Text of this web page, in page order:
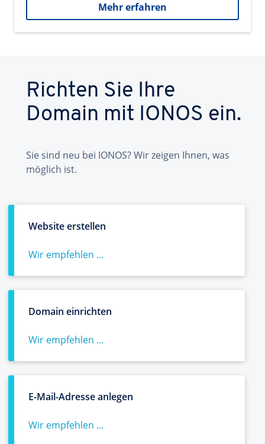
Mehr erfahren
Richten Sie Ihre
Domain mit IONOS ein.
Sie sind neu bei IONOS? Wir zeigen Ihnen, was
möglich ist.
Website erstellen
Wir empfehlen ...
Domain einrichten
Wir empfehlen ...
E-Mail-Adresse anlegen
Wir empfehlen ...